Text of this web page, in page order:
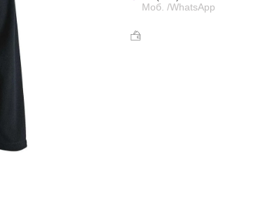
Моб. /WhatsApp